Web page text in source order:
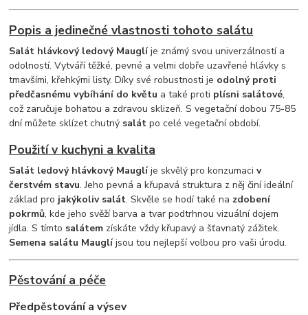
Popis a jedinečné vlastnosti tohoto salátu
Salát hlávkový ledový Mauglíje známý svou univerzálností a
odolností. Vytváří těžké, pevné a velmi dobře uzavřené hlávky s
tmavšími, křehkými listy. Díky své robustnosti je odolný proti
předčasnému vybíhání do květu a také proti plísni salátové,
což zaručuje bohatou a zdravou sklizeň. S vegetační dobou 75-85
dní můžete sklízet chutný salát po celé vegetační období.
Použití v kuchyni a kvalita
Salát ledový hlávkový Mauglíje skvělý pro konzumaciv
čerstvém stavu. Jeho pevná a křupavá struktura z něj činí ideální
základ pro jakýkoliv salát. Skvěle se hodí také na zdobení
pokrmů, kde jeho svěží barva a tvar podtrhnou vizuální dojem
jídla. S tímto salátem získáte vždy křupavý a šťavnatý zážitek.
Semena salátu Mauglíjsou tou nejlepší volbou pro vaši úrodu.
Pěstování a péče
Předpěstování a výsev